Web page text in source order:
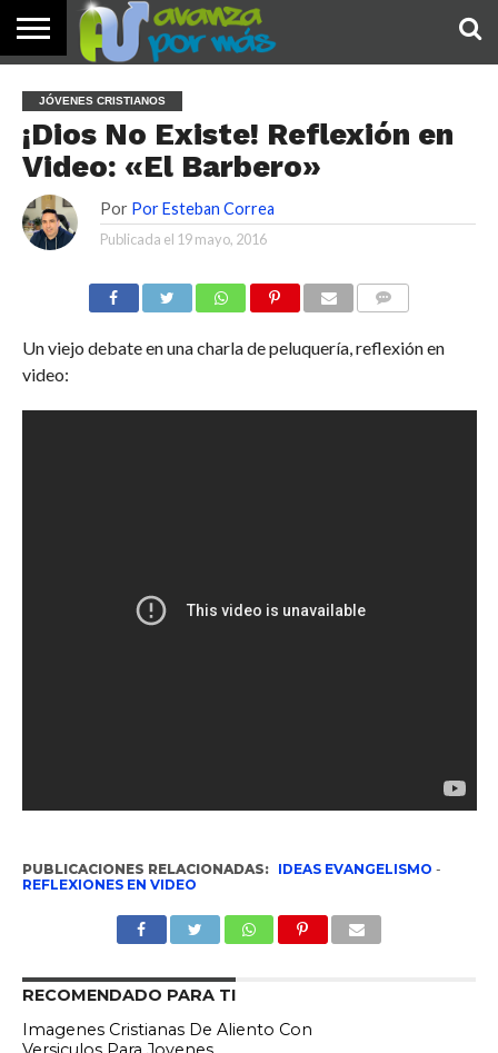
PALABRA
DE HOY
DEVOCIONALES
NOTICIAS
TESTIMONIOS
ORACIONES
SOBRE
NOSOTROS
IMÁGENES
JÓVENES CRISTIANOS
¡Dios No Existe! Reflexión en
Video: «El Barbero»
Por Por Esteban Correa
Publicada el 19 mayo, 2016
Un viejo debate en una charla de peluquería, reflexión en
video:
PUBLICACIONES RELACIONADAS: IDEAS EVANGELISMO -
REFLEXIONES EN VIDEO
RECOMENDADO PARA TI
Imagenes Cristianas De Aliento Con